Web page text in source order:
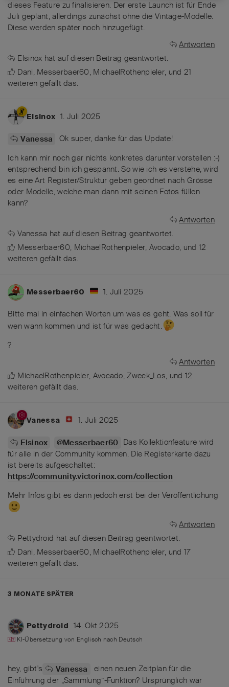
dieses Feature zu finalisieren. Der erste Launch ist für Ende
Juli geplant, allerdings zunächst ohne die Vintage-Modelle.
Diese werden später noch hinzugefügt.
Antworten
Elsinox hat auf diesen Beitrag geantwortet.
Dani, Messerbaer60, MichaelRothenpieler, und 21
weiteren gefällt das.
Elsinox 1. Juli 2025
Vanessa
Ok super, danke für das Update!
Ich kann mir noch gar nichts konkretes darunter vorstellen :-)
entsprechend bin ich gespannt. So wie ich es verstehe, wird
es eine Art Register/Struktur geben geordnet nach Grösse
oder Modelle, welche man dann mit seinen Fotos füllen
kann?
Antworten
Vanessa hat auf diesen Beitrag geantwortet.
Messerbaer60, MichaelRothenpieler, Avocado, und 12
weiteren gefällt das.
Messerbaer60 1. Juli 2025
Bitte mal in einfachen Worten um was es geht. Was soll für
wen wann kommen und ist für was gedacht.
?
Antworten
MichaelRothenpieler, Avocado,Zweck_Los, und 12
weiteren gefällt das.
Vanessa 1. Juli 2025
Elsinox @Messerbaer60 Das Kollektionfeature wird
für alle in der Community kommen. Die Registerkarte dazu
ist bereits aufgeschaltet:
https://community.victorinox.com/collection
Mehr Infos gibt es dann jedoch erst bei der Veröffentlichung
Antworten
Pettydroid hat auf diesen Beitrag geantwortet.
Dani, Messerbaer60, MichaelRothenpieler, und 17
weiteren gefällt das.
3 MONATE SPÄTER
Pettydroid 14. Okt 2025
KI-Übersetzung von Englisch nach Deutsch
hey, gibt's Vanessa
einen neuen Zeitplan für die
Einführung der „Sammlung”-Funktion? Ursprünglich war